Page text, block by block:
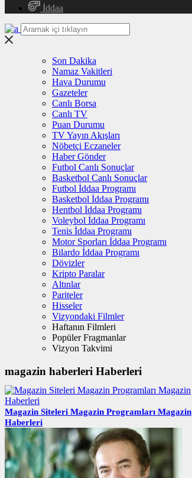
İddaa
Son Dakika
Namaz Vakitleri
Hava Durumu
Gazeteler
Canlı Borsa
Canlı TV
Puan Durumu
TV Yayın Akışları
Nöbetçi Eczaneler
Haber Gönder
Futbol Canlı Sonuçlar
Basketbol Canlı Sonuçlar
Futbol İddaa Programı
Basketbol İddaa Programı
Hentbol İddaa Programı
Voleybol İddaa Programı
Tenis İddaa Programı
Motor Sporları İddaa Programı
Bilardo İddaa Programı
Dövizler
Kripto Paralar
Altınlar
Pariteler
Hisseler
Vizyondaki Filmler
Haftanın Filmleri
Popüler Fragmanlar
Vizyon Takvimi
magazin haberleri Haberleri
Magazin Siteleri Magazin Programları Magazin
Haberleri